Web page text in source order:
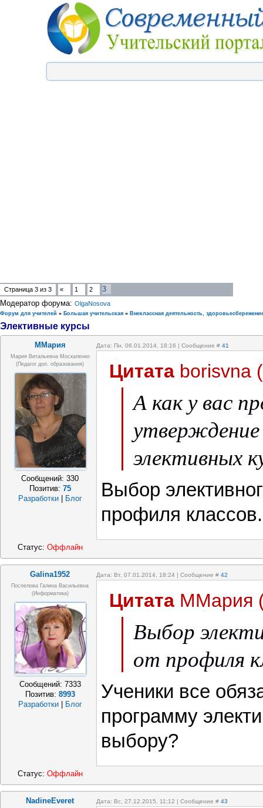
Страница 3 из 3 « 1 2
3
Модератор форума: OlgaNosova
Форум для учителей » Большая учительская » Внеклассная деятельность,
Элективные курсы
ММария Дата: Пн, 06.01.2014, 18:16 | Сообщение # 41
Мария Витальевна Москаленко
(педагог доп. образования)
Сообщений:330
Позитив: 75
Разработки
Блог
Цитата borisvna (
А как у вас
элективных
Выбор
профиля классов.
Статус: Оффлайн
Galina1952 Дата: Вт, 07.01.2014, 18:24 | Сообщение # 42
Поспелова Галина Васильевна
(информатика)
Сообщений: 7333
Позитив: 8993
Разработки
Блог
Цитата ММария
Выбор
от профиля
Ученики все
программу
выбору?
Статус: Оффлайн
NadineEveret Дата: Вс, 27.12.2015, 11:12 | Сообщение # 43